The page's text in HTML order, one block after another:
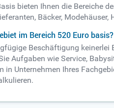
bieten Ihnen die Bereiche
Bäcker, Modehäuser,
im Bereich 520 Euro basis?
Beschäftigung
Aufgaben wie Service,
in Unternehmen Ihres